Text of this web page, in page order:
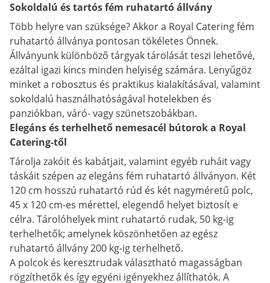
Sokoldalú és tartós fém ruhatartó állvány
Több helyre van szüksége? Akkor a Royal Catering fém
ruhatartó állványa pontosan tökéletes Önnek.
Állványunk különböző tárgyak tárolását teszi lehetővé,
ezáltal igazi kincs minden helyiség számára. Lenyűgöz
minket a robosztus és praktikus kialakításával, valamint
sokoldalú használhatóságával hotelekben és
panziókban, váró- vagy szünetszobákban.
Elegáns és terhelhető nemesacél bútorok a Royal
Catering-től
Tárolja zakóit és kabátjait, valamint egyéb ruháit vagy
táskáit szépen az elegáns fém ruhatartó állványon. Két
120 cm hosszú ruhatartó rúd és két nagyméretű polc,
45 x 120 cm-es mérettel, elegendő helyet biztosít e
célra. Tárolóhelyek mint ruhatartó rudak, 50 kg-ig
terhelhetők; amelynek köszönhetően az egész
ruhatartó állvány 200 kg-ig terhelhető.
A polcok és keresztrudak választható magasságban
rögzíthetők és így egyéni igényekhez állíthatók. A